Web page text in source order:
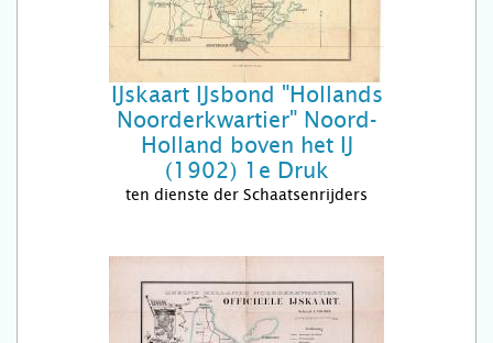
IJskaart IJsbond "Hollands
Noorderkwartier" Noord-
Holland boven het IJ
(1902) 1e Druk
ten dienste der Schaatsenrijders